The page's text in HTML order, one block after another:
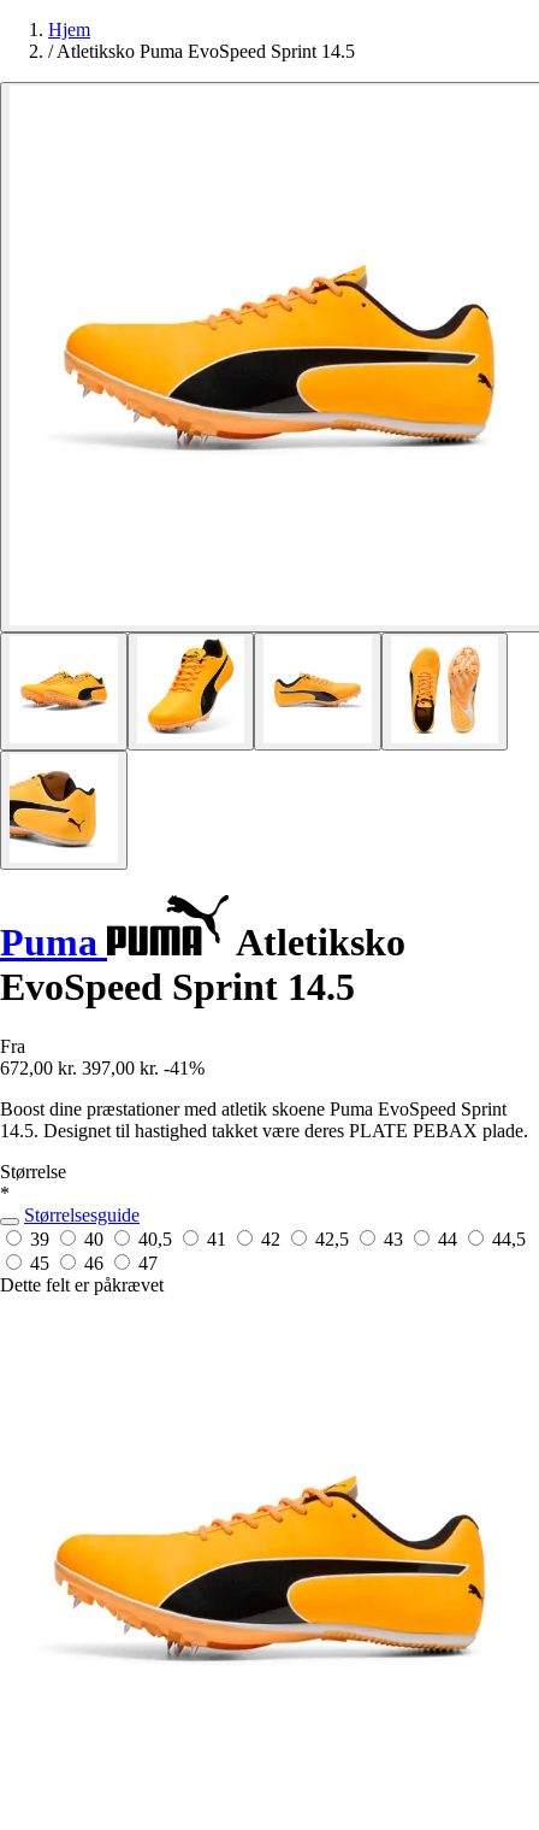
Hjem
/ Atletiksko Puma EvoSpeed Sprint 14.5
Puma
Atletiksko
EvoSpeed Sprint 14.5
Fra
672,00 kr. 397,00 kr. -41%
Boost dine præstationer med atletik skoene Puma EvoSpeed Sprint
14.5. Designet til hastighed takket være deres PLATE PEBAX plade.
Størrelse
*
Størrelsesguide
39
40 40,5 41 42 42,5 43 44
44,5
45
46
47
Dette felt er påkrævet